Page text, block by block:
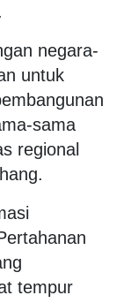
negara-
untuk
sama
regional
tempur